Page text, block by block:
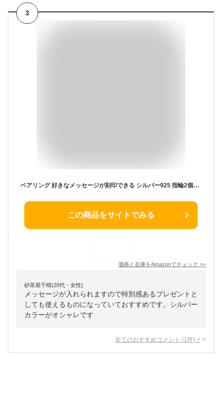
3
ペアリング 好きなメッセージが刻印できる シルバー925 指輪2個セット 誕生石が選べる 2個ペア セット シルバーリング シルバー
この商品をサイトでみる
価格と在庫をAmazonでチェック >>
砂茶屋千晴(20代・女性)
メッセージが入れられますので特別感あるプレゼントと
しても使えるものになっていておすすめです。シルバー
カラーがオシャレです
全てのおすすめコメント (1 件) >